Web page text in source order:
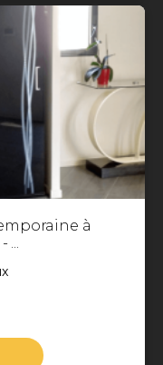
à
...